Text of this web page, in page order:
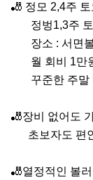
🎳 정모 2,4주 토
🎳장비 없어도
🎳열정적인 볼